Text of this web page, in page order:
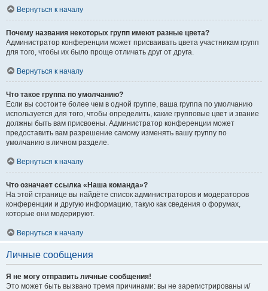
Вернуться к началу
Почему названия некоторых групп имеют разные цвета?
Администратор конференции может присваивать цвета участникам групп
для того, чтобы их было проще отличать друг от друга.
Вернуться к началу
Что такое группа по умолчанию?
Если вы состоите более чем в одной группе, ваша группа по умолчанию
используется для того, чтобы определить, какие групповые цвет и звание
должны быть вам присвоены. Администратор конференции может
предоставить вам разрешение самому изменять вашу группу по
умолчанию в личном разделе.
Вернуться к началу
Что означает ссылка «Наша команда»?
На этой странице вы найдёте список администраторов и модераторов
конференции и другую информацию, такую как сведения о форумах,
которые они модерируют.
Вернуться к началу
Личные сообщения
Я не могу отправить личные сообщения!
Это может быть вызвано тремя причинами: вы не зарегистрированы и/